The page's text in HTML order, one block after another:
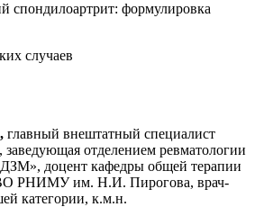
спондилоартрит: формулировка
случаев
главный внештатный специалист
отделением ревматологии
доцент кафедры общей терапии
РНИМУ им. Н.И. Пирогова, врач-
категории, к.м.н.